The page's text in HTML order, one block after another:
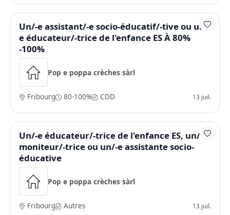
Un/-e assistant/-e socio-éducatif/-tive ou un/-
e éducateur/-trice de l'enfance ES À 80%
-100%
Pop e poppa crèches sàrl
Fribourg 80-100% CDD 13 juil.
Un/-e éducateur/-trice de l'enfance ES, un/-e
moniteur/-trice ou un/-e assistante socio-
éducative
Pop e poppa crèches sàrl
Fribourg Autres 13 juil.